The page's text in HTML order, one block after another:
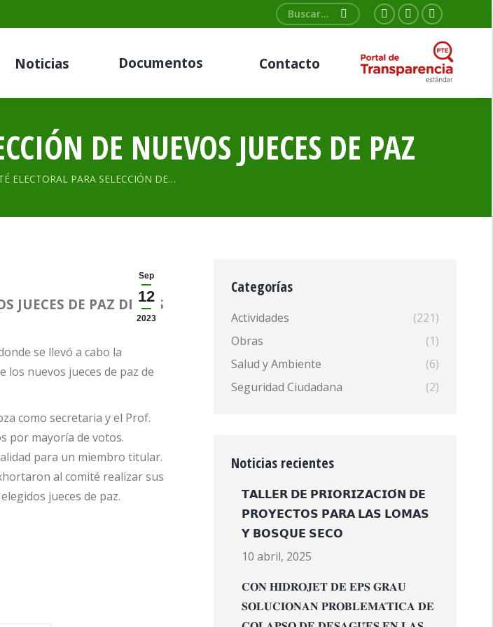
Buscar:
Facebook
opens
Twitter
page
opens
YouTube
page
opens
in
Noticias Documentos Contacto
DE NUEVOS JUECES DE PAZ
ELECTORAL PARA SELECCIÓN DE…
Sep
12
2023
JUECES DE PAZ DE LAS
se llevó a cabo la
los nuevos jueces de paz de
como secretaria y el Prof.
por mayoría de votos.
para un miembro titular.
al comité realizar sus
jueces de paz.
Categorías
Actividades
(221)
Obras
(1)
Salud y Ambiente
(6)
Seguridad Ciudadana
(2)
Noticias recientes
𝗧𝗔𝗟𝗟𝗘𝗥 𝗗𝗘 𝗣𝗥𝗜𝗢𝗥𝗜𝗭𝗔𝗖𝗜𝗢́𝗡 𝗗𝗘
𝗣𝗥𝗢𝗬𝗘𝗖𝗧𝗢𝗦 𝗣𝗔𝗥𝗔 𝗟𝗔𝗦 𝗟𝗢𝗠𝗔𝗦
𝗬 𝗕𝗢𝗦𝗤𝗨𝗘 𝗦𝗘𝗖𝗢
10 abril, 2025
𝐂𝐎𝐍 𝐇𝐈𝐃𝐑𝐎𝐉𝐄𝐓 𝐃𝐄 𝐄𝐏𝐒 𝐆𝐑𝐀𝐔
𝐒𝐎𝐋𝐔𝐂𝐈𝐎𝐍𝐀𝐍 𝐏𝐑𝐎𝐁𝐋𝐄𝐌𝐀́𝐓𝐈𝐂𝐀 𝐃𝐄